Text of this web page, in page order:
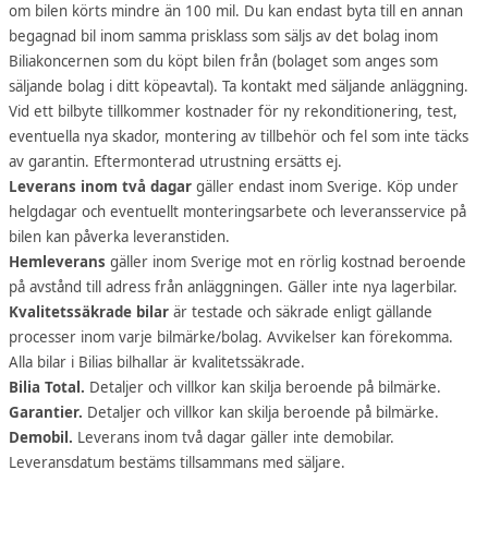
om bilen körts mindre än 100 mil. Du kan endast byta till en annan
begagnad bil inom samma prisklass som säljs av det bolag inom
Biliakoncernen som du köpt bilen från (bolaget som anges som
säljande bolag i ditt köpeavtal). Ta kontakt med säljande anläggning.
Vid ett bilbyte tillkommer kostnader för ny rekonditionering, test,
eventuella nya skador, montering av tillbehör och fel som inte täcks
av garantin. Eftermonterad utrustning ersätts ej.
Leverans inom två dagar gäller endast inom Sverige. Köp under
helgdagar och eventuellt monteringsarbete och leveransservice på
bilen kan påverka leveranstiden.
Hemleverans gäller inom Sverige mot en rörlig kostnad beroende
på avstånd till adress från anläggningen. Gäller inte nya lagerbilar.
Kvalitetssäkrade bilar är testade och säkrade enligt gällande
processer inom varje bilmärke/bolag. Avvikelser kan förekomma.
Alla bilar i Bilias bilhallar är kvalitetssäkrade.
Bilia Total. Detaljer och villkor kan skilja beroende på bilmärke.
Garantier. Detaljer och villkor kan skilja beroende på bilmärke.
Demobil. Leverans inom två dagar gäller inte demobilar.
Leveransdatum bestäms tillsammans med säljare.